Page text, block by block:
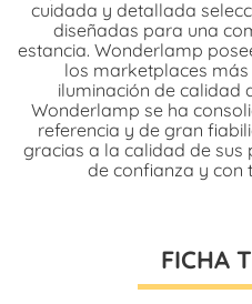
cuidada y detallada
diseñadas para una
estancia. Wonderlamp
los marketplaces
iluminación de calidad
Wonderlamp se ha
referencia y de gran
gracias a la calidad de sus
de confianza y con
FICHA